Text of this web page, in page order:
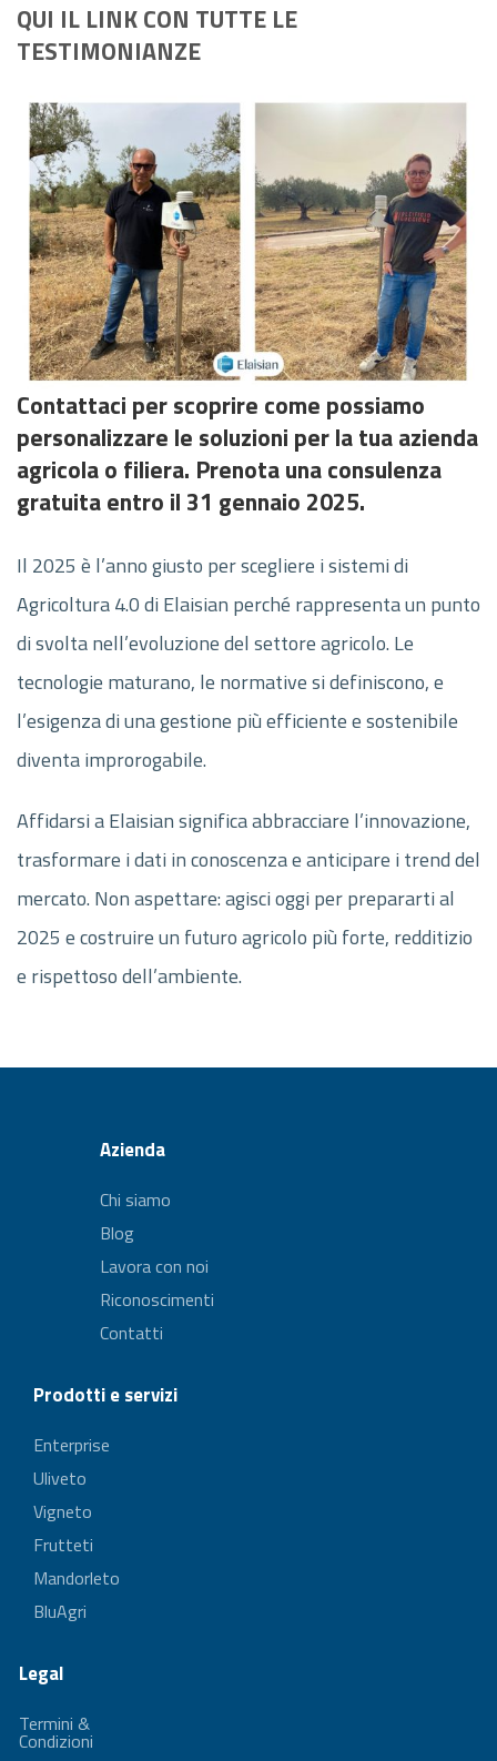
QUI IL LINK CON TUTTE LE
TESTIMONIANZE
Contattaci per scoprire come possiamo
personalizzare le soluzioni per la tua azienda
agricola o filiera. Prenota una consulenza
gratuita entro il 31 gennaio 2025.
Il 2025 è l’anno giusto per scegliere i sistemi di
Agricoltura 4.0 di Elaisian perché rappresenta un punto
di svolta nell’evoluzione del settore agricolo. Le
tecnologie maturano, le normative si definiscono, e
l’esigenza di una gestione più efficiente e sostenibile
diventa improrogabile.
Affidarsi a Elaisian significa abbracciare l’innovazione,
trasformare i dati in conoscenza e anticipare i trend del
mercato. Non aspettare: agisci oggi per prepararti al
2025 e costruire un futuro agricolo più forte, redditizio
e rispettoso dell’ambiente.
Azienda
Chi siamo
Blog
Lavora con noi
Riconoscimenti
Contatti
Prodotti e servizi
Enterprise
Uliveto
Vigneto
Frutteti
Mandorleto
BluAgri
Legal
Termini &
Condizioni